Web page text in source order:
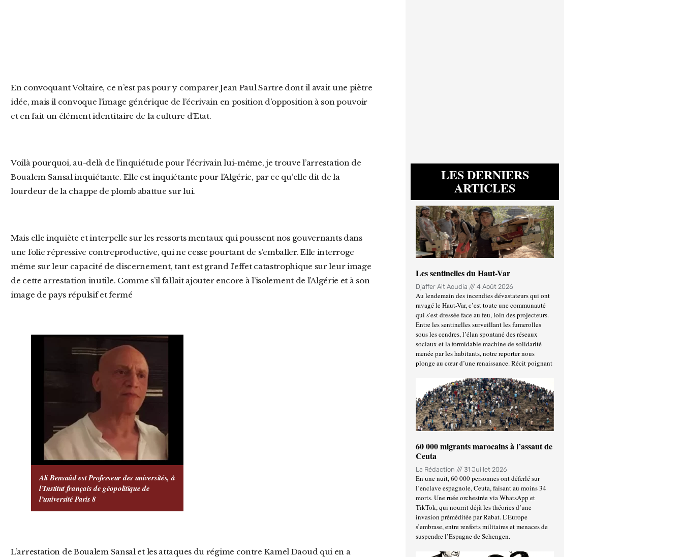
En convoquant Voltaire, ce n’est pas pour y comparer Jean Paul Sartre dont il avait une piètre
idée, mais il convoque l’image générique de l’écrivain en position d’opposition à son pouvoir
et en fait un élément identitaire de la culture d’Etat.
Voilà pourquoi, au-delà de l’inquiétude pour l’écrivain lui-même, je trouve l’arrestation de
Boualem Sansal inquiétante. Elle est inquiétante pour l’Algérie, par ce qu’elle dit de la
lourdeur de la chappe de plomb abattue sur lui.
Mais elle inquiète et interpelle sur les ressorts mentaux qui poussent nos gouvernants dans
une folie répressive contreproductive, qui ne cesse pourtant de s’emballer. Elle interroge
même sur leur capacité de discernement, tant est grand l’effet catastrophique sur leur image
de cette arrestation inutile. Comme s’il fallait ajouter encore à l’isolement de l’Algérie et à son
image de pays répulsif et fermé
Ali Bensaâd est Professeur des universités, à
l’Institut français de géopolitique de
l’université Paris 8
L’arrestation de Boualem Sansal et les attaques du régime contre Kamel Daoud qui en a
LES DERNIERS
ARTICLES
Les sentinelles du Haut-Var
Djaffer Ait Aoudia 4 Août 2026
Au lendemain des incendies dévastateurs qui ont
ravagé le Haut-Var, c’est toute une communauté
qui s’est dressée face au feu, loin des projecteurs.
Entre les sentinelles surveillant les fumerolles
sous les cendres, l’élan spontané des réseaux
sociaux et la formidable machine de solidarité
menée par les habitants, notre reporter nous
plonge au cœur d’une renaissance. Récit poignant
60 000 migrants marocains à l’assaut de
Ceuta
La Rédaction 31 Juillet 2026
En une nuit, 60 000 personnes ont déferlé sur
l’enclave espagnole, Ceuta, faisant au moins 34
morts. Une ruée orchestrée via WhatsApp et
TikTok, qui nourrit déjà les théories d’une
invasion préméditée par Rabat. L’Europe
s’embrase, entre renforts militaires et menaces de
suspendre l’Espagne de Schengen.